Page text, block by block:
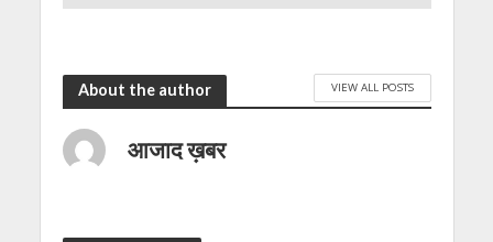
About the author VIEW ALL POSTS
आजाद ख़बर